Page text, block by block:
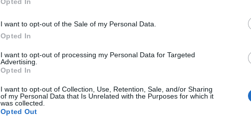
I want to opt-out of the Sale of my Personal Data.
Opted In
I want to opt-out of processing my Personal Data for Targeted
Advertising.
Opted In
I want to opt-out of Collection, Use, Retention, Sale, and/or Sharing
of my Personal Data that Is Unrelated with the Purposes for which it
was collected.
Opted Out